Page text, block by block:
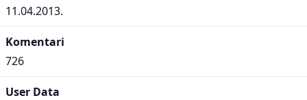
11.04.2013.
Komentari
726
User Data